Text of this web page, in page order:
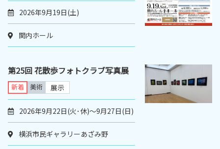
2026年9月19日(土)
関内ホール
第25回 花散歩フォトクラブ写真展
新着 美術 展示
2026年9月22日(火･休)〜9月27日(日)
横浜市民ギャラリーあざみ野